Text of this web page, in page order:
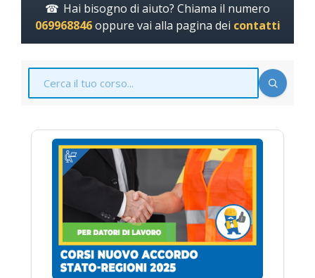
Hai bisogno di aiuto? Chiama il numero
069968846oppure vai alla pagina dei contatti